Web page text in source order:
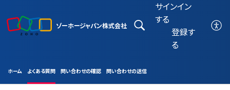
ゾーホージャパン株式会社
サインイン
する
登録す
る
ホーム よくある質問 問い合わせの確認 問い合わせの送信